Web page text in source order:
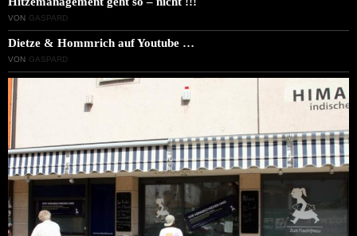
VON GASPARD
Dietze & Hommrich auf Youtube …
VON GASPARD